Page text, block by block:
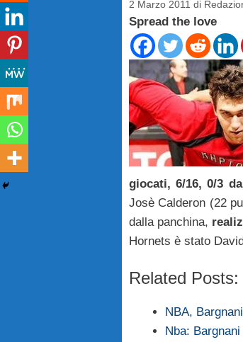
2 Marzo 2011 di
Spread the love
giocati, 6/16, 0/3
Josè Calderon (22
dalla panchina,
Hornets è stato
Related Posts:
NBA,
Nba: